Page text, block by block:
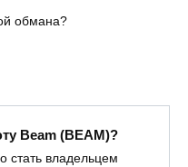
обмана?
Beam (BEAM)?
стать владельцем